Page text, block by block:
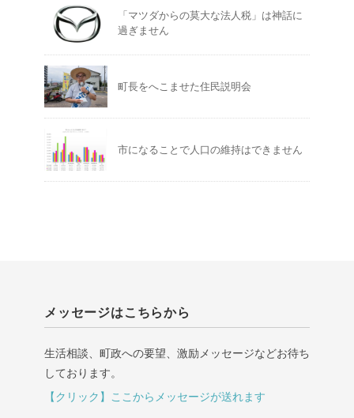
「マツダからの莫大な法人税」は神話に
過ぎません
町長をへこませた住民説明会
市になることで人口の維持はできません
メッセージはこちらから
生活相談、町政への要望、激励メッセージなどお待ち
しております。
【クリック】ここからメッセージが送れます